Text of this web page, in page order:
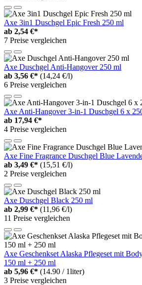
Axe 3in1 Duschgel Epic Fresh 250 ml
ab 2,54 €*
7 Preise vergleichen
Axe Duschgel Anti-Hangover 250 ml
ab 3,56 €* (14,24 €/l)
6 Preise vergleichen
Axe Anti-Hangover 3-in-1 Duschgel 6 x
ab 17,94 €*
4 Preise vergleichen
Axe Fine Fragrance Duschgel Blue
ab 3,49 €* (15,51 €/l)
2 Preise vergleichen
Axe Duschgel Black 250 ml
ab 2,99 €* (11,96 €/l)
11 Preise vergleichen
Axe Geschenkset Alaska Pflegeset mit
150 ml + 250 ml
ab 5,96 €* (14.90 / 1liter)
3 Preise vergleichen